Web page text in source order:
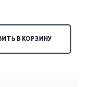
В КОРЗИНУ